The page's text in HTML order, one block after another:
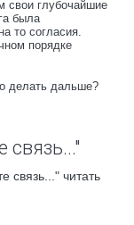
свои глубочайшие
была
то согласия.
порядке
делать дальше?
связь..." читать